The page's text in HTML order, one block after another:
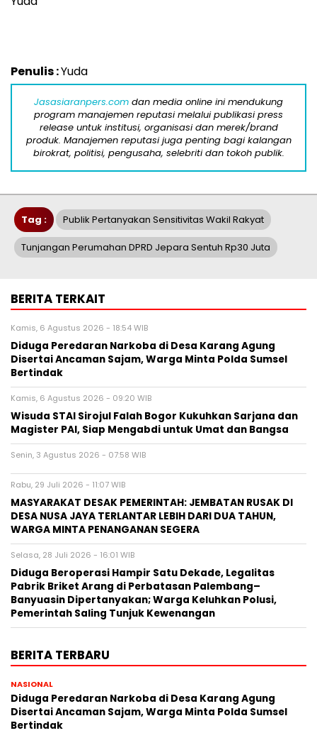
Penulis :Yuda
Jasasiaranpers.com dan media online ini mendukung
program manajemen reputasi melalui publikasi press
release untuk institusi, organisasi dan merek/brand
produk. Manajemen reputasi juga penting bagi kalangan
birokrat, politisi, pengusaha, selebriti dan tokoh publik.
Tag : Publik Pertanyakan Sensitivitas Wakil Rakyat
Tunjangan Perumahan DPRD Jepara Sentuh Rp30 Juta
BERITA TERKAIT
Kamis, 6 Agustus 2026 - 18:54 WIB
Diduga Peredaran Narkoba di Desa Karang Agung
Disertai Ancaman Sajam, Warga Minta Polda Sumsel
Bertindak
Kamis, 6 Agustus 2026 - 09:20 WIB
Wisuda STAI Sirojul Falah Bogor Kukuhkan Sarjana dan
Magister PAI, Siap Mengabdi untuk Umat dan Bangsa
Senin, 3 Agustus 2026 - 07:58 WIB
Rabu, 29 Juli 2026 - 11:07 WIB
MASYARAKAT DESAK PEMERINTAH: JEMBATAN RUSAK DI
DESA NUSA JAYA TERLANTAR LEBIH DARI DUA TAHUN,
WARGA MINTA PENANGANAN SEGERA
Selasa, 28 Juli 2026 - 16:01 WIB
Diduga Beroperasi Hampir Satu Dekade, Legalitas
Pabrik Briket Arang di Perbatasan Palembang–
Banyuasin Dipertanyakan; Warga Keluhkan Polusi,
Pemerintah Saling Tunjuk Kewenangan
BERITA TERBARU
NASIONAL
Diduga Peredaran Narkoba di Desa Karang Agung
Disertai Ancaman Sajam, Warga Minta Polda Sumsel
Bertindak